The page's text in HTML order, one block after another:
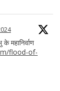
महानिर्वाण
flood-of-